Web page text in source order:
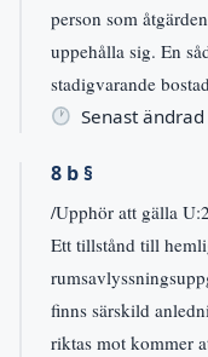
person som
uppehålla sig. En
stadigvarande
Senast
8 b §
/Upphör att gälla
Ett tillstånd till
finns särskild
riktas mot kommer